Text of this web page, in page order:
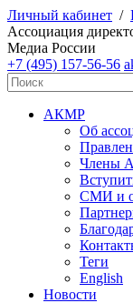
Личный кабинет /
Ассоциация
Медиа России
+7 (495) 157-56-56
АКМР
Об
Члены
СМИ и
Теги
English
Новости